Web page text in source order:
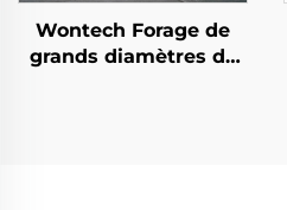
Wontech Forage de
grands diamètres de